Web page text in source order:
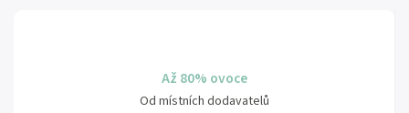
Až 80% ovoce
Od místních dodavatelů